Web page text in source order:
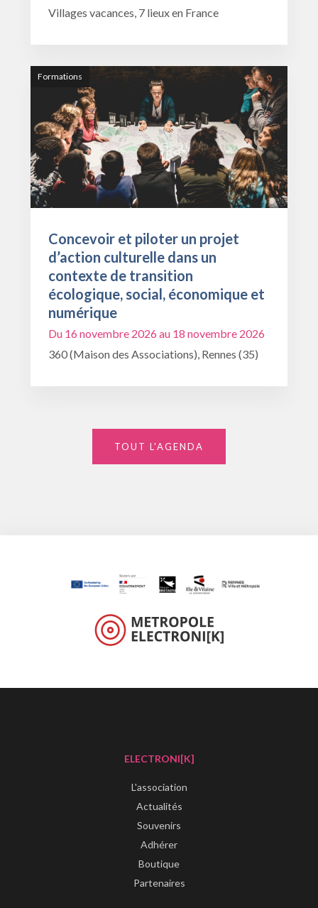
Villages vacances, 7 lieux en France
Formations
Concevoir et piloter un projet
d’action culturelle dans un
contexte de transition
écologique, social, économique et
numérique
Du 16 novembre 2026 au 18 novembre 2026
360 (Maison des Associations), Rennes (35)
TOUT L'AGENDA
ELECTRONI[K]
L'association
Actualités
Souvenirs
Adhérer
Boutique
Partenaires